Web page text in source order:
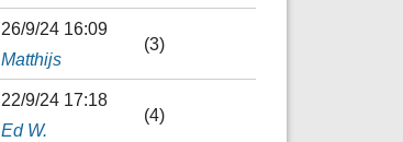
26/9/24 16:09
Matthijs
(3)
22/9/24 17:18
Ed W.
(4)